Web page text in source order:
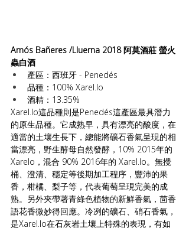
Amós Bañeres /Lluerna 2018 阿莫酒莊 螢火
蟲白酒
產區：西班牙 - Penedés
品種：100% Xarel.lo
酒精：13.35%
Xarel.lo這品種則是Penedés這產區最具潛力
的原生品種。它成熟早，具有漂亮的酸度，在
適當的土壤生長下，總能將礦石香氣呈現的相
當漂亮，野生酵母自然發酵，10% 2015年的
Xarelo，混合 90% 2016年的 Xarel.lo。無攪
桶、澄清、穩定等後期加工程序，豐沛的果
香，柑橘、梨子等，代表葡萄呈現完美的成
熟。另外夾帶著青綠色植物的新鮮香氣，茴香
語花香微妙得回應。冷冽的礦石、硝石香氣，
是Xarel.lo在石灰岩土壤上特殊的表現，有如